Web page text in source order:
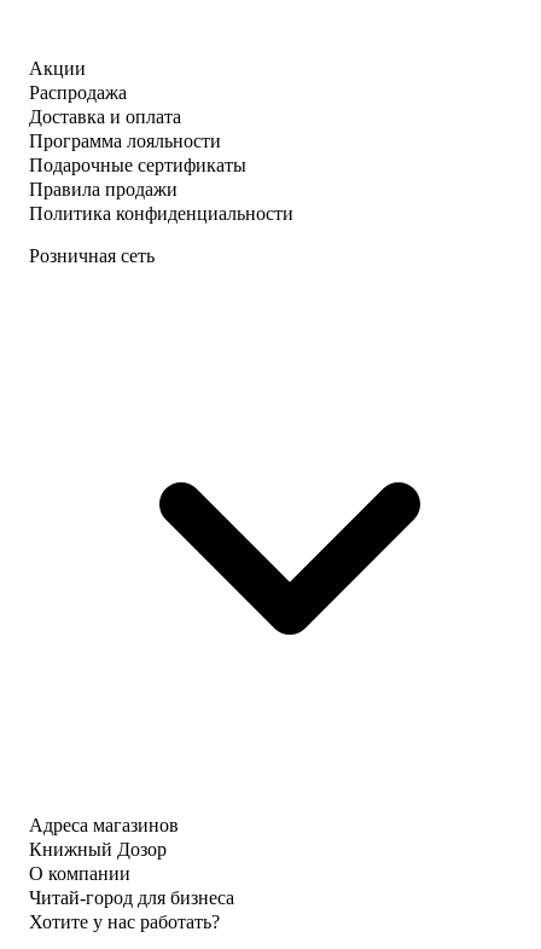
Акции
Распродажа
Доставка и оплата
Программа лояльности
Подарочные сертификаты
Правила продажи
Политика конфиденциальности
Розничная сеть
Адреса магазинов
Книжный Дозор
О компании
Читай-город для бизнеса
Хотите у нас работать?